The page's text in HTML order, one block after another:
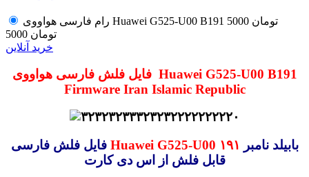
رام فارسی هواووی Huawei G525-U00 B191
5000 تومان
5000 تومان
خرید آنلاین
فایل فلش فارسی هواووی Huawei G525-U00 B191
Firmware Iran Islamic Republic
فایل فلش فارسی Huawei G525-U00 بابیلد نامبر ۱۹۱
قابل فلش از اس دی کارت